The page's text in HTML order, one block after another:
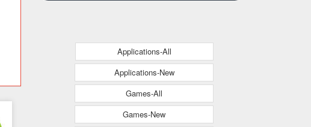
Applications-All
Applications-New
Games-All
Games-New